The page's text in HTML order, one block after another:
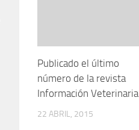
Publicado el último
número de la revista
Información Veterinaria
22 ABRIL, 2015